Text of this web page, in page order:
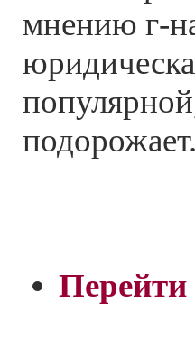
мнению г-
подорожает.